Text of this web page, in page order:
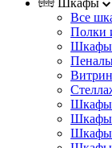
Шкафы
Все
Полки
Шкафы
Шкафы
Шкафы-